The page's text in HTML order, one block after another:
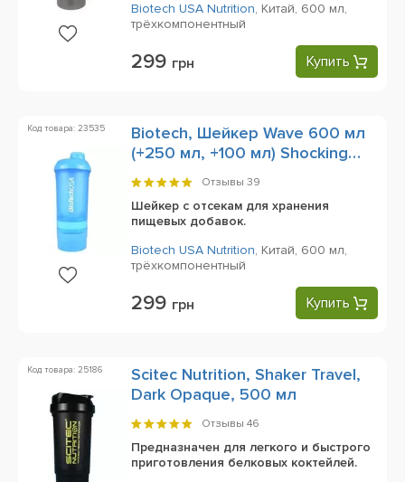
Biotech USA Nutrition, Китай, 600 мл,
трёхкомпонентный
299 грн Купить
Код товара: 23535
Biotech, Шейкер Wave 600 мл
(+250 мл, +100 мл) Shocking
Blue
Отзывы 39
Шейкер с отсекам для хранения
пищевых добавок.
Biotech USA Nutrition, Китай, 600 мл,
трёхкомпонентный
299 грн Купить
Код товара: 25186
Scitec Nutrition, Shaker Travel,
Dark Opaque, 500 мл
Отзывы 46
Предназначен для легкого и быстрого
приготовления белковых коктейлей.